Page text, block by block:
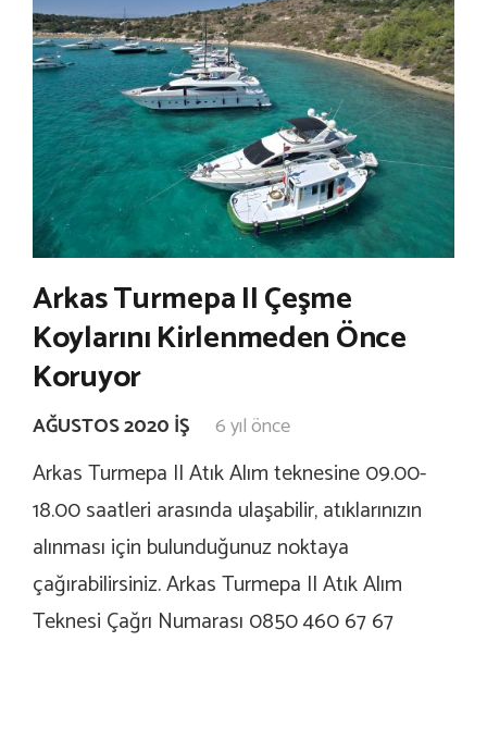
Arkas Turmepa II Çeşme
Koylarını Kirlenmeden Önce
Koruyor
AĞUSTOS 2020 İŞ 6 yıl önce
Arkas Turmepa II Atık Alım teknesine 09.00-
18.00 saatleri arasında ulaşabilir, atıklarınızın
alınması için bulunduğunuz noktaya
çağırabilirsiniz. Arkas Turmepa II Atık Alım
Teknesi Çağrı Numarası 0850 460 67 67